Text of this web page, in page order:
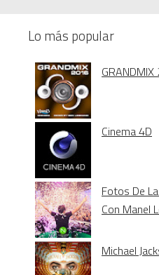
Lo más popular
Cinema 4D
Fotos De
Con Manel
Michael